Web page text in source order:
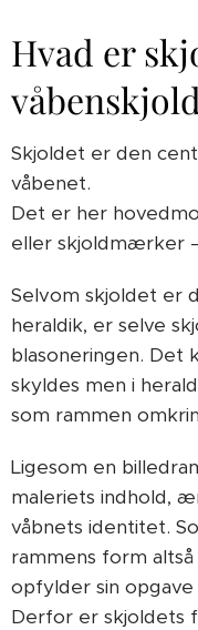
Hvad er
Skjoldet er den
våbenet.
Det er her
eller skjoldmærker
Selvom skjoldet er
heraldik, er selve
blasoneringen. Det
skyldes men i
som rammen
Ligesom en
maleriets indhold,
våbnets identitet.
rammens form
opfylder sin
Derfor er skjoldets